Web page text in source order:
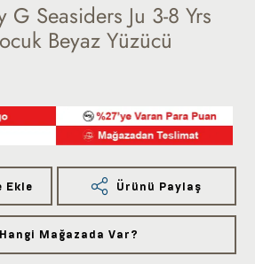
G Seasiders Ju 3-8 Yrs
Beyaz Yüzücü
Ekle Ürünü Paylaş
Hangi Mağazada Var?